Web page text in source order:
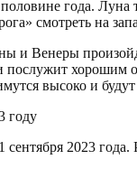
года. Луна
смотреть на
и Венеры
хорошим
высоко и
2023 года.